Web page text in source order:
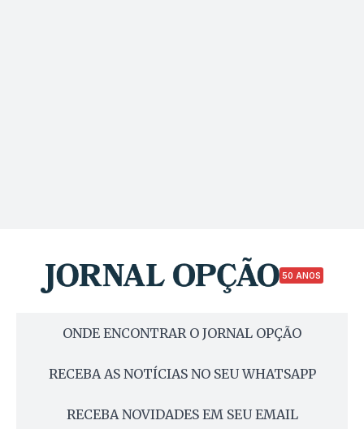
50 ANOS
ONDE ENCONTRAR O JORNAL OPÇÃO
RECEBA AS NOTÍCIAS NO SEU WHATSAPP
RECEBA NOVIDADES EM SEU EMAIL